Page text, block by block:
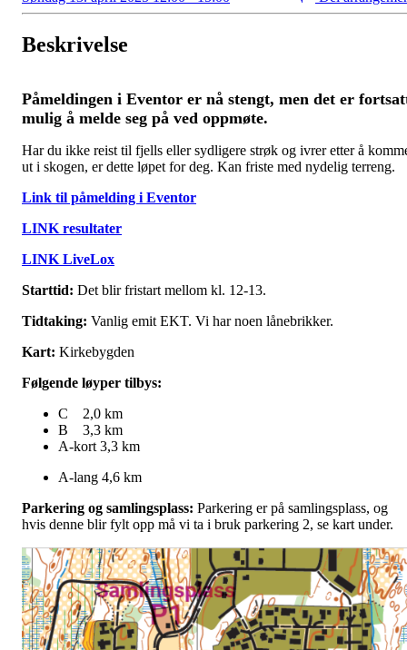
Beskrivelse
Påmeldingen i Eventor er nå stengt, men det er
mulig å melde seg på ved oppmøte.
Har du ikke reist til fjells eller sydligere strøk og ivrer etter å
ut i skogen, er dette løpet for deg. Kan friste med nydelig terreng.
Link til påmelding i Eventor
LINK resultater
LINK LiveLox
Starttid: Det blir fristart mellom kl. 12-13.
Tidtaking: Vanlig emit EKT. Vi har noen lånebrikker.
Kart: Kirkebygden
Følgende løyper tilbys:
C 2,0 km
B 3,3 km
A-kort 3,3 km
A-lang 4,6 km
Parkering og samlingsplass: Parkering er på samlingsplass, og
hvis denne blir fylt opp må vi ta i bruk parkering 2, se kart under.